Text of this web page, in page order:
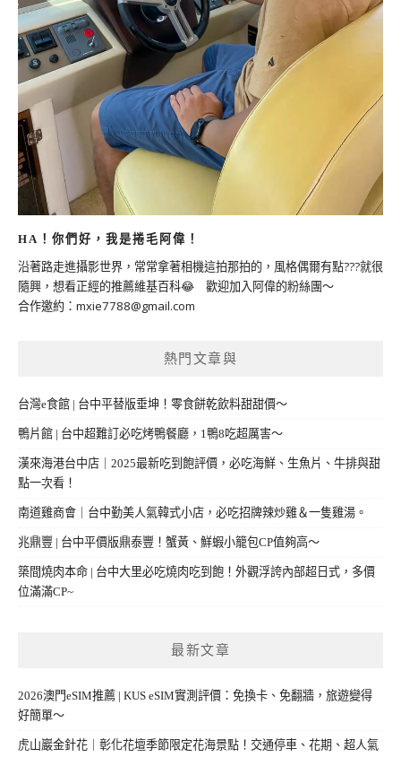
HA！你們好，我是捲毛阿偉！
沿著路走進攝影世界，常常拿著相機這拍那拍的，風格偶爾有點???就很
隨興，想看正經的推薦維基百科😂 歡迎加入阿偉的粉絲團～
合作邀約： mxie7788@gmail.com
熱門文章與
台灣e食館 | 台中平替版垂坤！零食餅乾飲料甜甜價～
鴨片館 | 台中超難訂必吃烤鴨餐廳，1鴨8吃超厲害～
漢來海港台中店｜2025最新吃到飽評價，必吃海鮮、生魚片、牛排與甜
點一次看！
南道雞商會｜台中勤美人氣韓式小店，必吃招牌辣炒雞＆一隻雞湯。
兆鼎豐 | 台中平價版鼎泰豐！蟹黃、鮮蝦小籠包CP值夠高～
築間燒肉本命 | 台中大里必吃燒肉吃到飽！外觀浮誇內部超日式，多價
位滿滿CP~
最新文章
2026澳門eSIM推薦 | KUS eSIM實測評價：免換卡、免翻牆，旅遊變得
好簡單～
虎山巖金針花｜彰化花壇季節限定花海景點！交通停車、花期、超人氣